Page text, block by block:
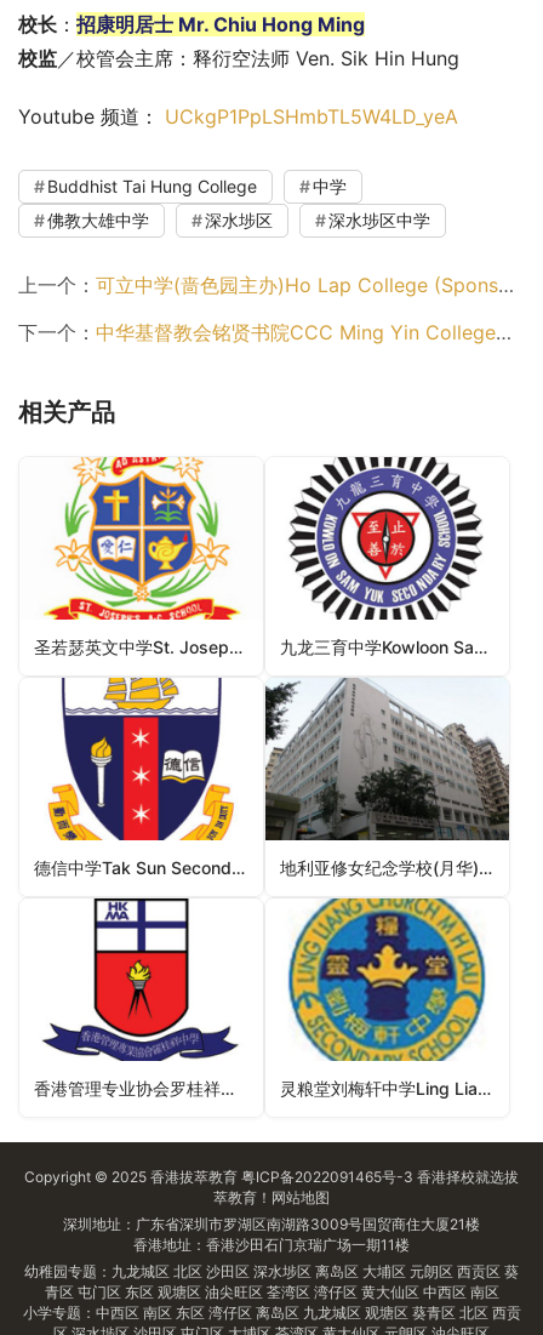
校长 ： 招康明居士 Mr. Chiu Hong Ming
校监／校管会主席：释衍空法师 Ven. Sik Hin Hung
Youtube 频道： UCkgP1PpLSHmbTL5W4LD_yeA
Buddhist Tai Hung College
中学
佛教大雄中学
深水埗区 深水埗区中学
上一个： 可立中学(啬色园主办)Ho Lap College (Sponsored By Sik Sik Yuen)（黄大仙区中学）
下一个： 中华基督教会铭贤书院CCC Ming Yin College（深水埗区中学）
相关产品
圣若瑟英文中学St. Joseph’s Anglo-Chinese School（观塘区中学） 九龙三育中学Kowloon Sam Yuk Secondary School（油尖旺区中学）
德信中学Tak Sun Secondary School（沙田区中学） 地利亚修女纪念学校(月华)Delia Memorial School (Yuet Wah)（中学）
香港管理专业协会罗桂祥中学HKMA K S Lo College（元朗区中学） 灵粮堂刘梅轩中学Ling Liang Church M H Lau Secondary School（大埔区中学）
Copyright © 2025 香港拔萃教育 粤ICP备2022091465号-3 香港择校就选拔
萃教育！ 网站地图
深圳地址：广东省深圳市罗湖区南湖路3009号国贸商住大厦21楼
香港地址：香港沙田石门京瑞广场一期11楼
幼稚园专题： 九龙城区 北区 沙田区 深水埗区 离岛区 大埔区 元朗区 西贡区 葵
青区 屯门区 东区 观塘区 油尖旺区 荃湾区 湾仔区 黄大仙区 中西区 南区
小学专题： 中西区 南区 东区 湾仔区 离岛区 九龙城区 观塘区 葵青区 北区 西贡